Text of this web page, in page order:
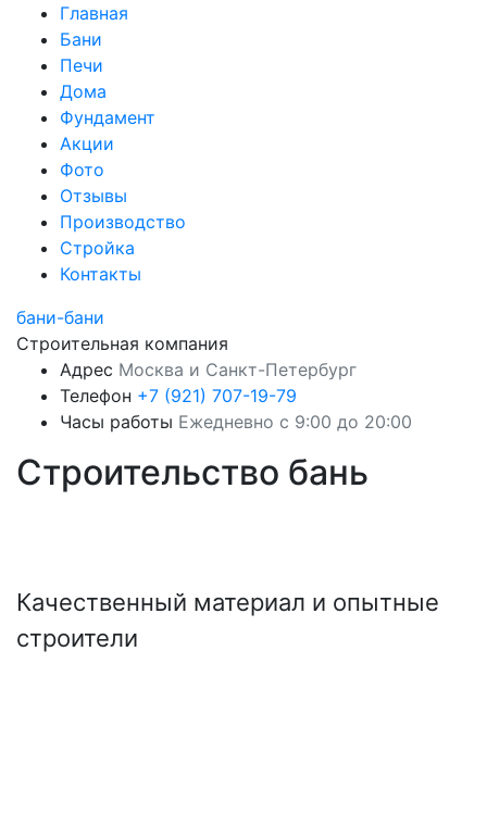
Главная
Бани
Печи
Дома
Фундамент
Акции
Фото
Отзывы
Производство
Стройка
Контакты
бани-бани
Строительная компания
Адрес Москва и Санкт-Петербург
Телефон +7 (921) 707-19-79
Часы работы Ежедневно с 9:00 до 20:00
Строительство бань
Качественный материал и опытные
строители